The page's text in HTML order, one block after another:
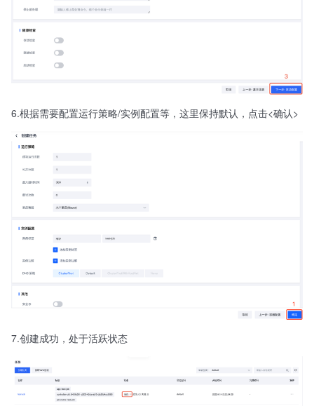
6.根据需要配置运行策略/实例配置等，这里保持默认，点击<确认>
7.创建成功，处于活跃状态